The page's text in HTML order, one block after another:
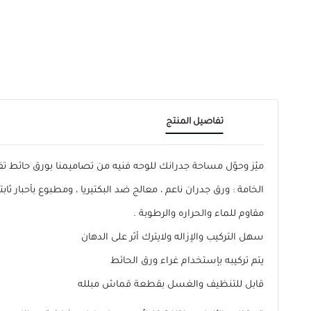
تفاصيل المنتج
ميّز وحوّل مساحة جدرانك للوحه فنيه من تصاميمنا بورق
الخامة : ورق جدران ناعم ، معالج ضد البكتيريا ، ومطبوع بأحبار
مقاوم للماء والحراره والرطوبة .
سهل التركيب والإزاله ولايترك أثر على الدهان
يتم تركيبه بإستخدام غراء ورق الحائط
قابل للتنظيف والغسل بقطعة قماش مبلله